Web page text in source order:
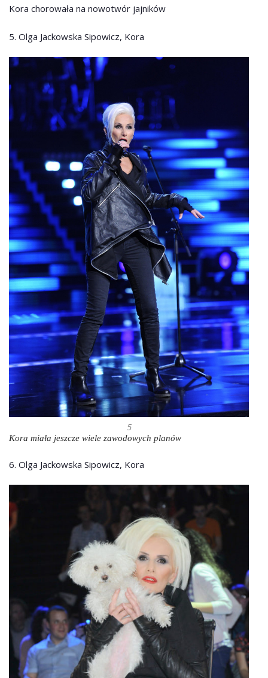
Kora chorowała na nowotwór jajników
5. Olga Jackowska Sipowicz, Kora
5
Kora miała jeszcze wiele zawodowych planów
6. Olga Jackowska Sipowicz, Kora